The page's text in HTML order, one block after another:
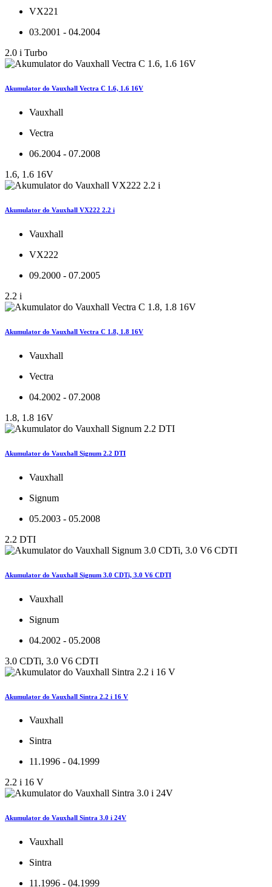
VX221
03.2001 - 04.2004
2.0 i Turbo
Akumulator do Vauxhall Vectra C 1.6, 1.6 16V
Vauxhall
Vectra
06.2004 - 07.2008
1.6, 1.6 16V
Akumulator do Vauxhall VX222 2.2 i
Vauxhall
VX222
09.2000 - 07.2005
2.2 i
Akumulator do Vauxhall Vectra C 1.8, 1.8 16V
Vauxhall
Vectra
04.2002 - 07.2008
1.8, 1.8 16V
Akumulator do Vauxhall Signum 2.2 DTI
Vauxhall
Signum
05.2003 - 05.2008
2.2 DTI
Akumulator do Vauxhall Signum 3.0 CDTi, 3.0 V6 CDTI
Vauxhall
Signum
04.2002 - 05.2008
3.0 CDTi, 3.0 V6 CDTI
Akumulator do Vauxhall Sintra 2.2 i 16 V
Vauxhall
Sintra
11.1996 - 04.1999
2.2 i 16 V
Akumulator do Vauxhall Sintra 3.0 i 24V
Vauxhall
Sintra
11.1996 - 04.1999